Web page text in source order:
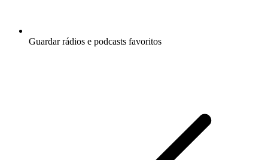
Guardar rádios e podcasts favoritos